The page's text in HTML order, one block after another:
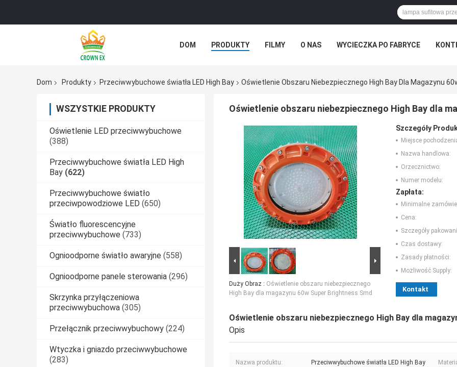
DOM PRODUKTY FILMY O NAS WYCIECZKA PO FABRYCE
Dom
Produkty Przeciwwybuchowe światła LED High Bay Oświetlenie Obszaru Niebezpiecznego High Bay Dla Magazynu
WSZYSTKIE PRODUKTY
Oświetlenie LED przeciwwybuchowe
(388)
Przeciwwybuchowe światła LED High
Bay (622)
Przeciwwybuchowe światło
przeciwpowodziowe LED (650)
Światło fluorescencyjne
przeciwwybuchowe (733)
Ognioodporne światło awaryjne (558)
Ognioodporne panele sterowania (296)
Skrzynka przyłączeniowa
przeciwwybuchowa (305)
Przełącznik przeciwwybuchowy (224)
Wtyczka i gniazdo przeciwwybuchowe
(283)
Oświetlenie obszaru niebezpiecznego High Bay dla
Duży Obraz : Oświetlenie obszaru niebezpiecznego
High Bay dla magazynu 60w Super Brightness Smd
Szczegóły
Miejsce
Nazwa handlowa:
Orzecznictwo:
Numer modelu:
Zapłata:
Minimalne
Cena:
Szczegóły
Czas dostawy:
Zasady płatności:
Możliwość Supply:
Kontakt
Oświetlenie obszaru niebezpiecznego High Bay dla
Opis
Nazwa produktu: Przeciwwybuchowe światła LED High Bay